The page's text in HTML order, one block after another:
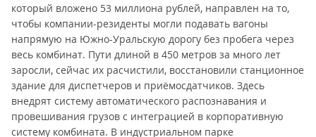
который вложено 53 миллиона рублей, направлен на то,
чтобы компании-резиденты могли подавать вагоны
напрямую на Южно-Уральскую дорогу без пробега через
весь комбинат. Пути длиной в 450 метров за много лет
заросли, сейчас их расчистили, восстановили станционное
здание для диспетчеров и приёмосдатчиков. Здесь
внедрят систему автоматического распознавания и
провешивания грузов с интеграцией в корпоративную
систему комбината. В индустриальном парке